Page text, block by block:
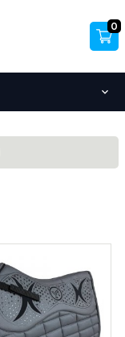
0